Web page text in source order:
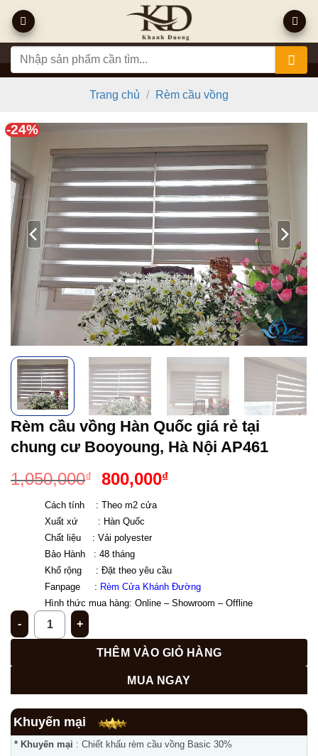
qua
nội
dung
Tìm
kiếm:
Trang chủ / Rèm cầu vồng
-24%
Rèm cầu vồng Hàn Quốc giá rẻ tại
chung cư Booyoung, Hà Nội AP461
1,050,000₫
Giá
là:
1,050,000₫.
800,000₫Giá
Cách tính    : Theo m2 cửa
Xuất xứ       : Hàn Quốc
Chất liệu    : Vải polyester
Bảo Hành   : 48 tháng
Khổ rộng     : Đặt theo yêu cầu
Fanpage     : Rèm Cửa Khánh Đường
Hình thức mua hàng: Online – Showroom – Offline
Rèm cầu vồng Hàn Quốc giá rẻ tại chung cư Booyoung, Hà
THÊM VÀO GIỎ HÀNG
MUA NGAY
Khuyến mại
* Khuyến mại : Chiết khấu rèm cầu vồng Basic 30%